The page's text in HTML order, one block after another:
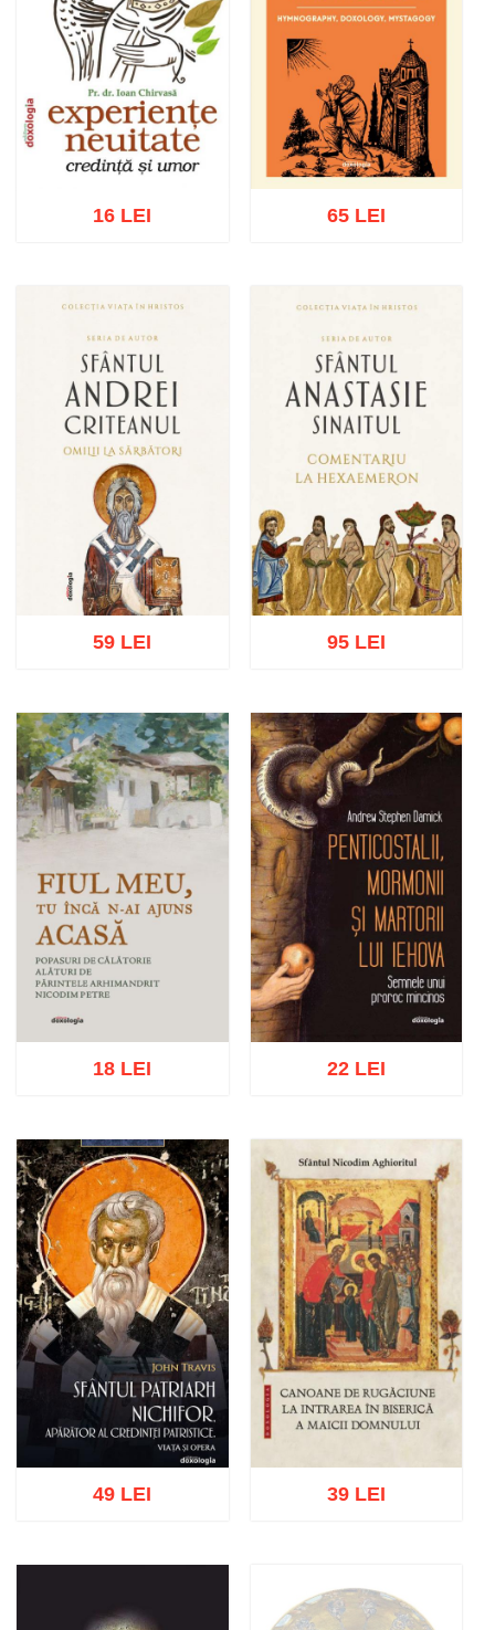
Adaugă în coș Wishlist
16 LEI
Adaugă în coș Wishlist
65 LEI
Adaugă în coș Wishlist
59 LEI
Adaugă în coș Wishlist
95 LEI
Adaugă în coș Wishlist
18 LEI
Adaugă în coș Wishlist
22 LEI
49 LEI
Adaugă în coș Wishlist
39 LEI